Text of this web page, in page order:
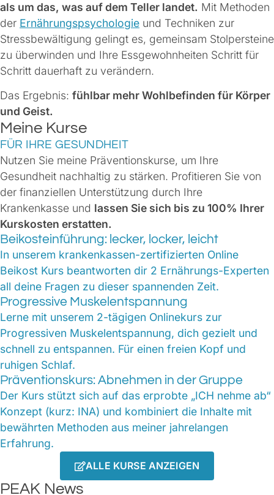
als um das, was auf dem Teller landet. Mit Methoden
der Ernährungspsychologie und Techniken zur
Stressbewältigung gelingt es, gemeinsam Stolpersteine
zu überwinden und Ihre Essgewohnheiten Schritt für
Schritt dauerhaft zu verändern.
Das Ergebnis: fühlbar mehr Wohlbefinden für Körper
und Geist.
Meine Kurse
FÜR IHRE GESUNDHEIT
Nutzen Sie meine Präventionskurse, um Ihre
Gesundheit nachhaltig zu stärken. Profitieren Sie von
der finanziellen Unterstützung durch Ihre
Krankenkasse und lassen Sie sich bis zu 100% Ihrer
Kurskosten erstatten.
Beikosteinführung: lecker, locker, leicht
In unserem krankenkassen-zertifizierten Online
Beikost Kurs beantworten dir 2 Ernährungs-Experten
all deine Fragen zu dieser spannenden Zeit.
Progressive Muskelentspannung
Lerne mit unserem 2-tägigen Onlinekurs zur
Progressiven Muskelentspannung, dich gezielt und
schnell zu entspannen. Für einen freien Kopf und
ruhigen Schlaf.
Präventionskurs: Abnehmen in der Gruppe
Der Kurs stützt sich auf das erprobte „ICH nehme ab“
Konzept (kurz: INA) und kombiniert die Inhalte mit
bewährten Methoden aus meiner jahrelangen
Erfahrung.
ALLE KURSE ANZEIGEN
PEAK News